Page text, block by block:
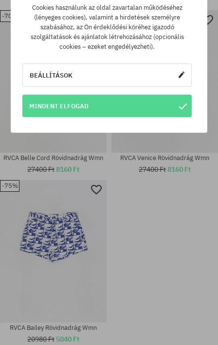
Elérhető méretek:
Elérhető méretek:
28; 30
-70%
RVCA Belle Cord Rövidnadrág Wmn
27400 Ft8160 Ft
-70%
RVCA Venice Rövidnadrág Wmn
27400 Ft8160 Ft
-75%
RVCA Bailey Rövidnadrág Wmn
20980 Ft 5040 Ft
Cookies használunk az oldal zavartalan működéséhez
(lényeges cookies), valamint a hirdetések személyre
szabásához, az Ön érdeklődési köréhez igazodó
szolgáltatások és ajánlatok létrehozásához (opcionális
cookies – ezeket engedélyezheti).
BEÁLLÍTÁSOK
MINDENT ELFOGAD